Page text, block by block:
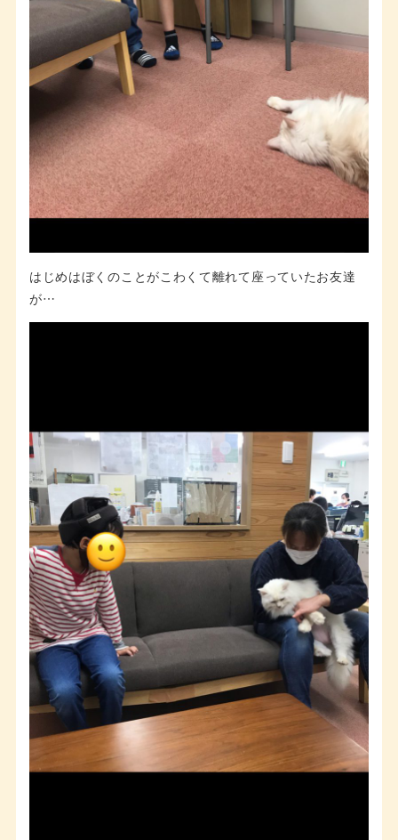
はじめはぼくのことがこわくて離れて座っていたお友達
が…